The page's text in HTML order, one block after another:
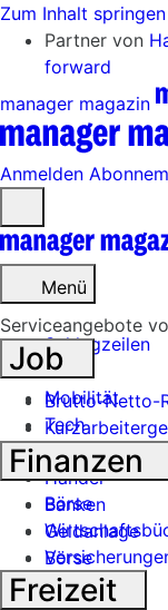
Zum Inhalt springen
Partner von
forward
manager magazin
Anmelden
öffnen
Menü
Schlagzeilen
Mobilität
Tech
Harvard
Handel
Banken
Geldanlage
Börse
Industrie
Serviceangebote
Job
Brutto-Netto-
Finanzen
Börse
Freizeit